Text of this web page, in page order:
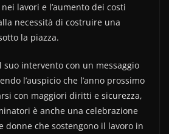
lavori e l’aumento dei costi
necessità di costruire una
la piazza.
suo intervento con un messaggio
l’auspicio che l’anno prossimo
con maggiori diritti e sicurezza,
è anche una celebrazione
donne che sostengono il lavoro in